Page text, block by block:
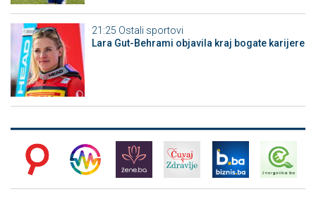
21:25 Ostali sportovi
Lara Gut-Behrami objavila kraj bogate karijere